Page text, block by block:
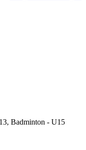
Badminton - U15